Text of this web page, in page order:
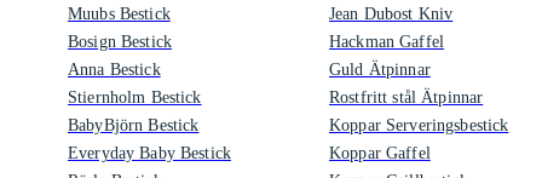
Muubs Bestick
Bosign Bestick
Anna Bestick
Stiernholm Bestick
BabyBjörn Bestick
Everyday Baby Bestick
Jean Dubost Kniv
Hackman Gaffel
Guld Ätpinnar
Rostfritt stål Ätpinnar
Koppar Serveringsbestick
Koppar Gaffel